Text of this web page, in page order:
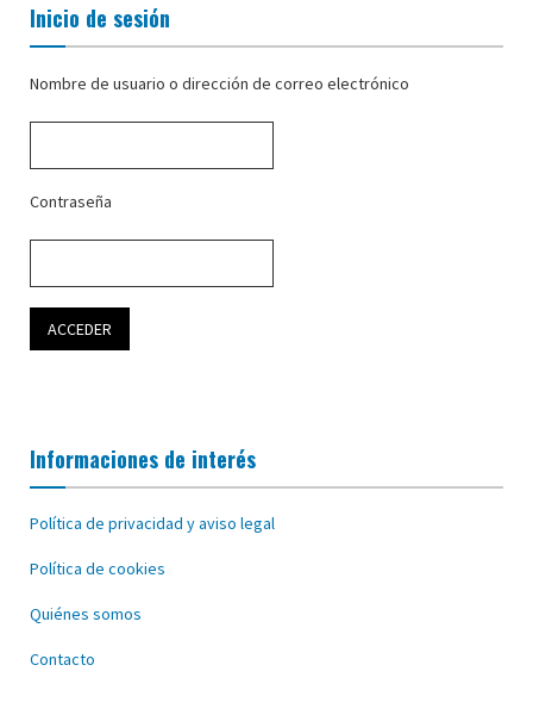
Inicio de sesión
Nombre de usuario o dirección de correo electrónico
Contraseña
Informaciones de interés
Política de privacidad y aviso legal
Política de cookies
Quiénes somos
Contacto